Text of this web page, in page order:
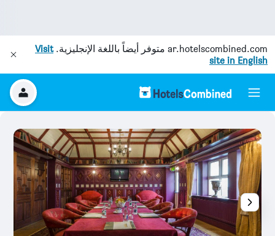
ar.hotelscombined.com متوفر أيضاً باللغة الإنجليزية.Visit
site in English